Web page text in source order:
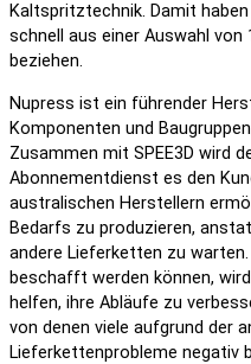
Kaltspritztechnik. Damit
schnell aus einer Auswahl von
beziehen.
Nupress ist ein führender
Komponenten und
Zusammen mit SPEE3D wird
Abonnementdienst es den
australischen Herstellern
Bedarfs zu produzieren,
andere Lieferketten zu
beschafft werden können,
helfen, ihre Abläufe zu
von denen viele aufgrund der
Lieferkettenprobleme negativ